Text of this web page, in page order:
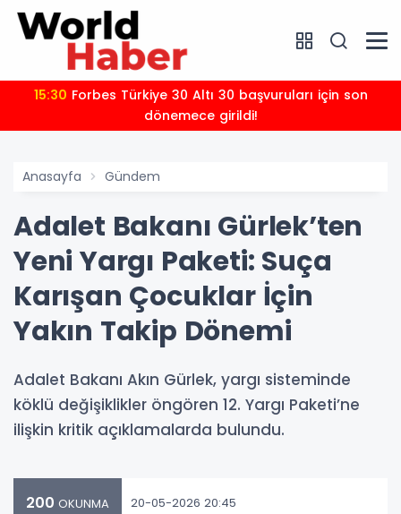
15:30
dönemece girildi!
Anasayfa Gündem
Adalet Bakanı Gürlek’ten
Yeni Yargı Paketi: Suça
Karışan Çocuklar İçin
Yakın Takip Dönemi
Adalet Bakanı Akın Gürlek, yargı sisteminde
köklü değişiklikler öngören 12. Yargı Paketi’ne
ilişkin kritik açıklamalarda bulundu.
200 OKUNMA 20-05-2026 20:45